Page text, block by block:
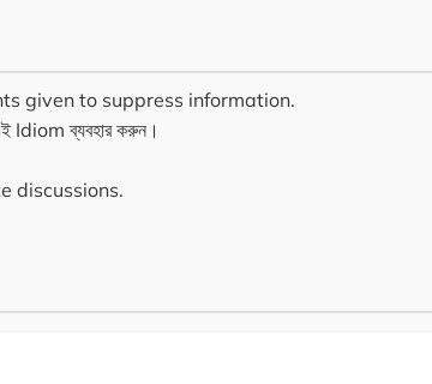
given to suppress information.
Idiom ব্যবহার করুন।
discussions.